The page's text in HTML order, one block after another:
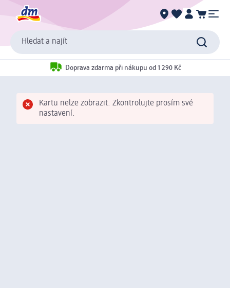
Hledat a najít
Doprava zdarma při nákupu od 1 290 Kč
Kartu nelze zobrazit. Zkontrolujte prosím své
nastavení.